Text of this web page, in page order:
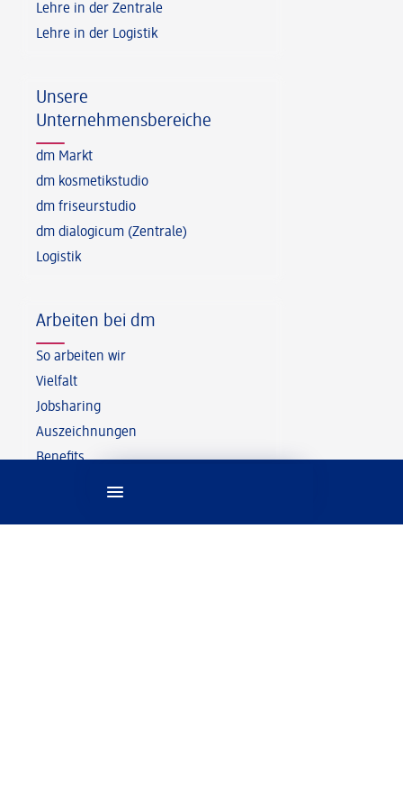
Lehre in der Zentrale
Lehre in der Logistik
Unsere
Unternehmensbereiche
dm Markt
dm kosmetikstudio
dm friseurstudio
dm dialogicum (Zentrale)
Logistik
Arbeiten bei dm
So arbeiten wir
Vielfalt
Jobsharing
Auszeichnungen
Benefits
Alles rund um die Bewerbung